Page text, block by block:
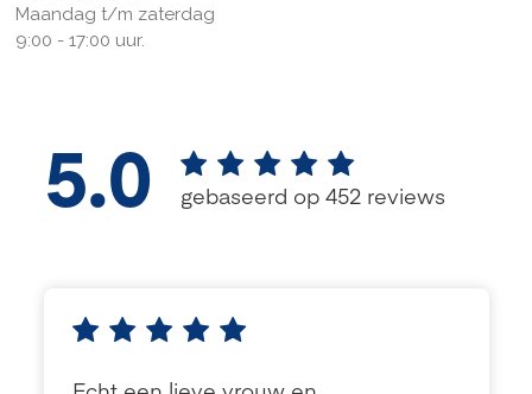
Maandag t/m zaterdag
9:00 - 17:00 uur.